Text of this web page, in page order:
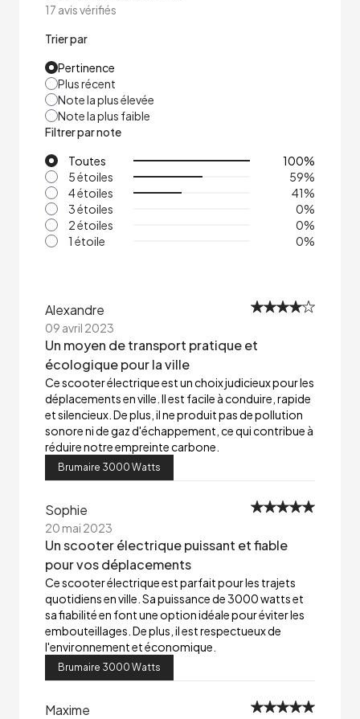
17 avis vérifiés
Trier par
Pertinence
Plus récent
Note la plus élevée
Note la plus faible
Filtrer par note
Toutes
100%
5 étoiles
59%
4 étoiles
41%
3 étoiles
0%
2 étoiles
0%
1 étoile
0%
Alexandre
09 avril 2023
Un moyen de transport pratique et
écologique pour la ville
Ce scooter électrique est un choix judicieux pour les
déplacements en ville. Il est facile à conduire, rapide
et silencieux. De plus, il ne produit pas de pollution
sonore ni de gaz d'échappement, ce qui contribue à
réduire notre empreinte carbone.
Brumaire 3000 Watts
Sophie
20 mai 2023
Un scooter électrique puissant et fiable
pour vos déplacements
Ce scooter électrique est parfait pour les trajets
quotidiens en ville. Sa puissance de 3000 watts et
sa fiabilité en font une option idéale pour éviter les
embouteillages. De plus, il est respectueux de
l'environnement et économique.
Brumaire 3000 Watts
Maxime